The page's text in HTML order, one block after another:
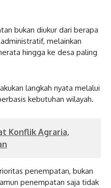
bukan diukur dari berapa
melainkan
hingga ke desa paling
langkah nyata melalui
kebutuhan wilayah.
Konflik Agraria,
penempatan, bukan
penempatan saja tidak